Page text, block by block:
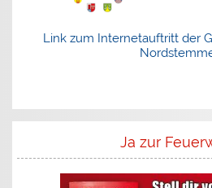
Link zum Internetauftritt der
Ja zur